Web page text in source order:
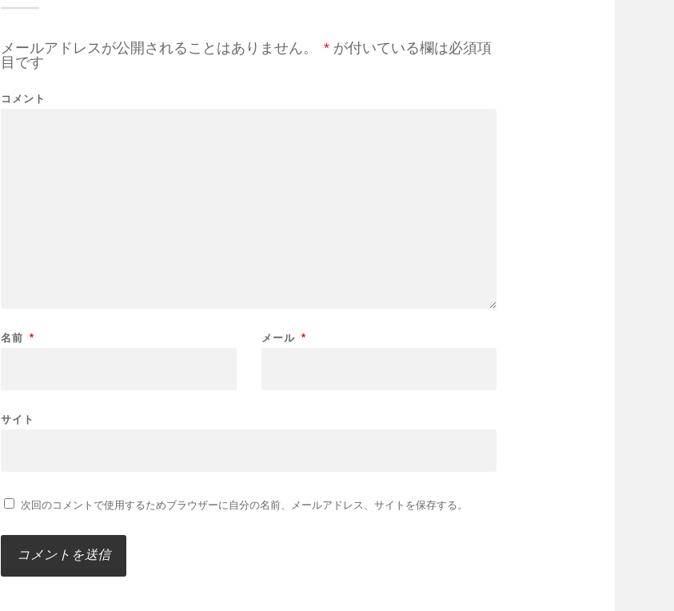
メールアドレスが公開されることはありません。 * が付いている欄は必須項
目です
コメント
名前 * メール *
サイト
次回のコメントで使用するためブラウザーに自分の名前、メールアドレス、サイトを保存する。